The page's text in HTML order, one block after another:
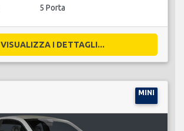
5 Porta
VISUALIZZA I DETTAGLI...
MINI